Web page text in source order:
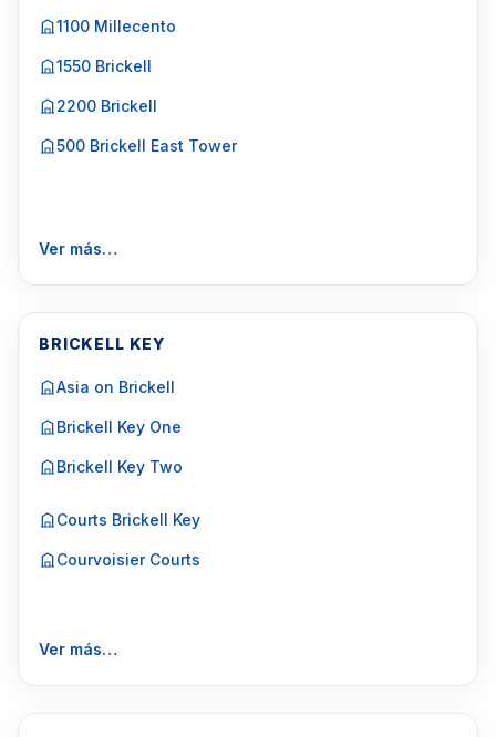
1100 Millecento
1550 Brickell
2200 Brickell
500 Brickell East Tower
Ver más…
BRICKELL KEY
Asia on Brickell
Brickell Key One
Brickell Key Two
Courts Brickell Key
Courvoisier Courts
Ver más…